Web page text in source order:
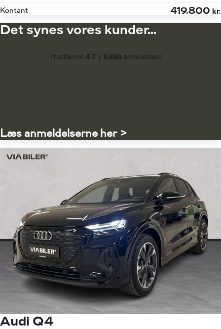
Kontant
419.800 kr.
Det synes vores kunder...
Læs anmeldelserne her >
Audi Q4